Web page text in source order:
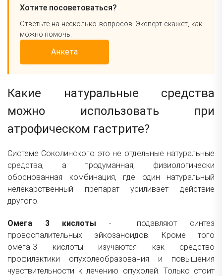
Хотите посоветоваться?
Ответьте на несколько вопросов. Эксперт скажет, как
можно помочь.
Анкета
Какие натуральные средства
можно использовать при
атрофическом гастрите?
Системе Соколинского это не отдельные натуральные
средства, а продуманная, физиологически
обоснованная комбинация, где один натуральный
нелекарственный препарат усиливает действие
другого.
Омега 3 кислоты - подавляют синтез
провоспалительных эйкозаноидов. Кроме того
омега-3 кислоты изучаются как средство
профилактики опухолеобразования и повышения
чувствительности к лечению опухолей. Только стоит